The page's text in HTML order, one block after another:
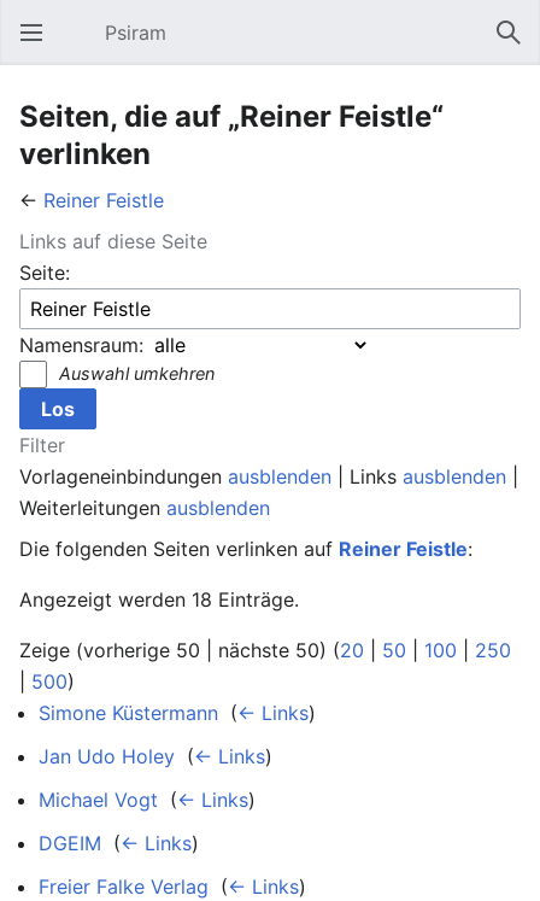
Hauptmenü öffnen Psiram
Seiten, die auf „Reiner Feistle“
verlinken
← Reiner Feistle
Links auf diese Seite
Seite:
Namensraum:
Auswahl umkehren
Filter
Vorlageneinbindungen ausblenden | Links ausblenden
Weiterleitungen ausblenden
Die folgenden Seiten verlinken auf Reiner Feistle:
Angezeigt werden 18 Einträge.
Zeige (vorherige 50 | nächste 50) (20 50 100
250
500)
Simone Küstermann (← Links)
Jan Udo Holey (← Links)
Michael Vogt (← Links)
DGEIM (← Links)
Freier Falke Verlag (← Links)